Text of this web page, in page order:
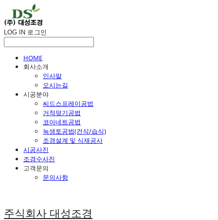
LOG IN 로그인
HOME
회사소개
인사말
오시는길
시공분야
씨드스프레이공법
거적덮기공법
코아네트공법
녹생토공법(건식/습식)
조경설계 및 식재공사
시공사진
조경수사진
고객문의
문의사항
주식회사 대성조경